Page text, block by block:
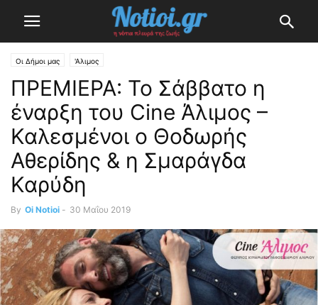
Οι Δήμοι μας 'Αλιμος
ΠΡΕΜΙΕΡΑ: To Σάββατο η
έναρξη του Cine Άλιμος –
Καλεσμένοι ο Θοδωρής
Αθερίδης & η Σμαράγδα
Καρύδη
By Oi Notioi - 30 Μαΐου 2019